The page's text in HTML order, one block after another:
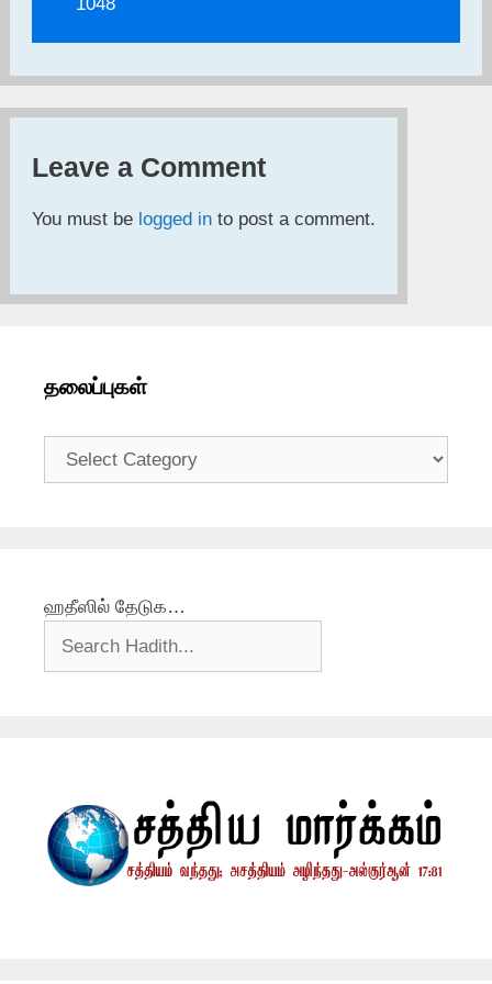
Leave a Comment
You must be logged in to post a comment.
தலைப்புகள்
தலைப்புகள்
ஹதீஸில் தேடுக…